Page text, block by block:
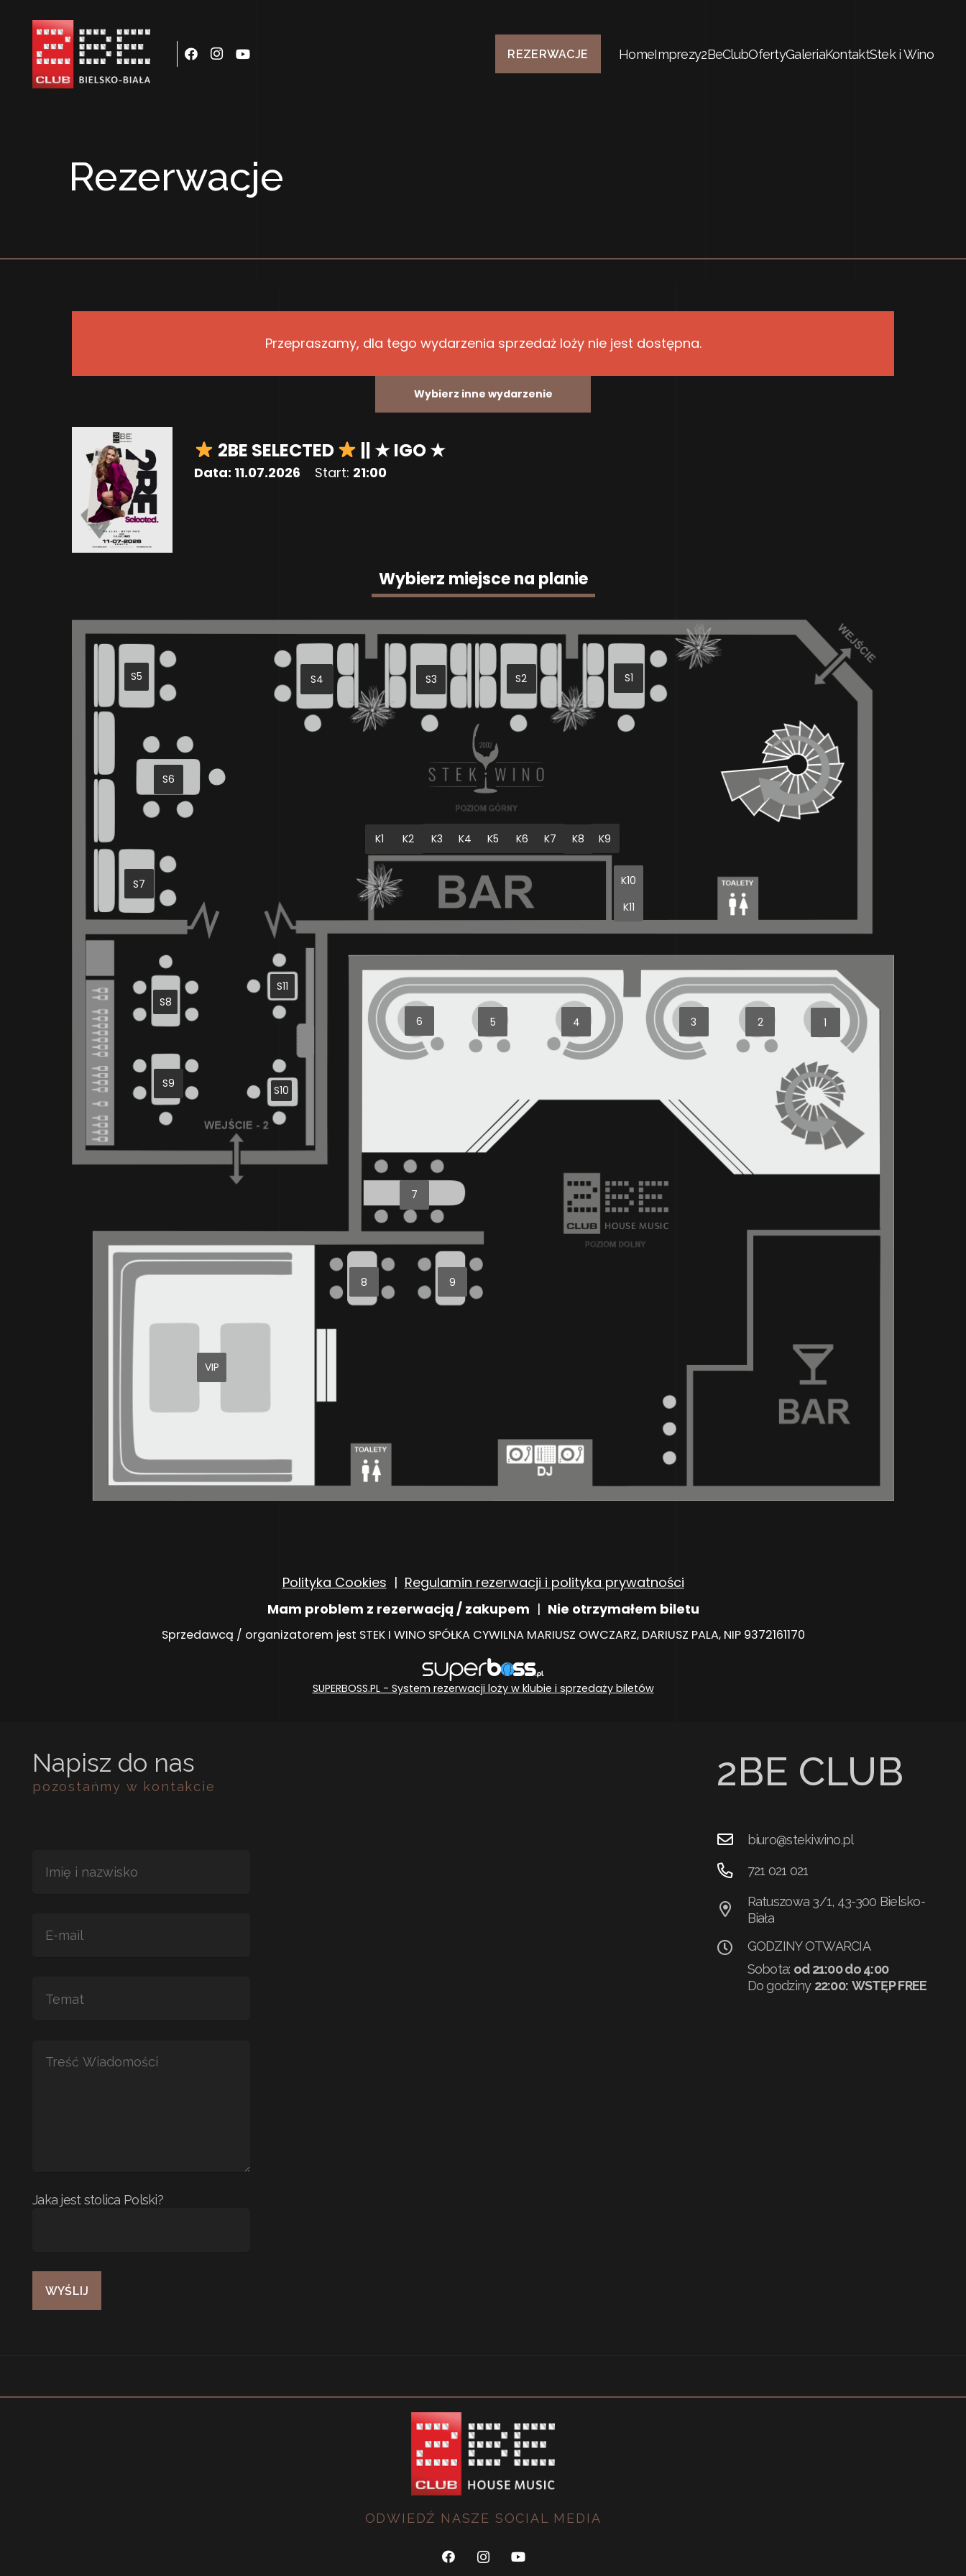
REZERWACJE HomeImprezy2BeClubOfertyGaleriaKontaktStek i Wino
Rezerwacje
Przepraszamy, dla tego wydarzenia sprzedaż loży nie jest dostępna.
Wybierz inne wydarzenie
2BE SELECTED || ★ IGO ★
Data: 11.07.2026 Start: 21:00
Wybierz miejsce na planie
1
2
3
4
5
6
7
8 9
K1 K2 K3 K4 K5 K6 K7 K8 K9
S1
S2
S3
S4
S5
S6
S7
S8
S9
K10
K11
VIP
S10
S11
Polityka Cookies | Regulamin rezerwacji i polityka prywatności
Mam problem z rezerwacją / zakupem | Nie otrzymałem biletu
Sprzedawcą / organizatorem jest STEK I WINO SPÓŁKA CYWILNA MARIUSZ OWCZARZ, DARIUSZ PALA, NIP 9372161170
SUPERBOSS.PL - System rezerwacji loży w klubie i sprzedaży biletów
Napisz do nas
pozostańmy w kontakcie
Jaka jest stolica Polski?
2BE CLUB
biuro@stekiwino.pl
721 021 021
Ratuszowa 3/1, 43-300 Bielsko-
Biała
GODZINY OTWARCIA
Sobota: od 21:00 do 4:00
Do godziny 22:00: WSTĘP FREE
ODWIEDŹ NASZE SOCIAL MEDIA